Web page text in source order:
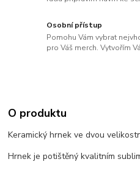
Osobní přístup
Pomohu Vám vybrat
pro Váš merch. Vytvořím
O produktu
Keramický hrnek ve dvou
Hrnek je potištěný kvalitním